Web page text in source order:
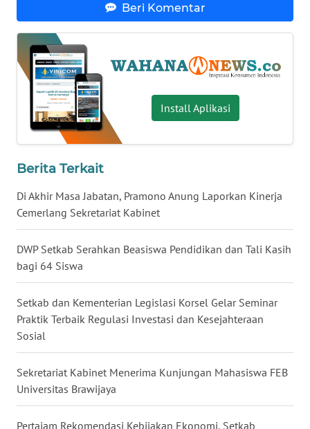
Beri Komentar
Install Aplikasi
Berita Terkait
Di Akhir Masa Jabatan, Pramono Anung Laporkan Kinerja
Cemerlang Sekretariat Kabinet
DWP Setkab Serahkan Beasiswa Pendidikan dan Tali Kasih
bagi 64 Siswa
Setkab dan Kementerian Legislasi Korsel Gelar Seminar
Praktik Terbaik Regulasi Investasi dan Kesejahteraan
Sosial
Sekretariat Kabinet Menerima Kunjungan Mahasiswa FEB
Universitas Brawijaya
Pertajam Rekomendasi Kebijakan Ekonomi, Setkab
WN
SULTENG
WN
SULBAR
WN
SUMSEL
BENGKULU
WN
WN
JATENG